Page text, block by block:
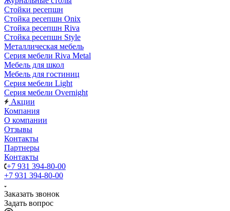
Стойки ресепшн
Стойка ресепшн Onix
Стойка ресепшн Riva
Стойка ресепшн Style
Металлическая мебель
Серия мебели Riva Metal
Мебель для школ
Мебель для гостиниц
Серия мебели Light
Серия мебели Overnight
Акции
Компания
О компании
Отзывы
Контакты
Партнеры
Контакты
+7 931 394-80-00
+7 931 394-80-00
Заказать звонок
Задать вопрос